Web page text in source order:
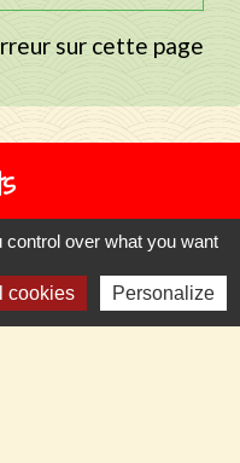
sur cette page
59
over what you want
cookies Personalize